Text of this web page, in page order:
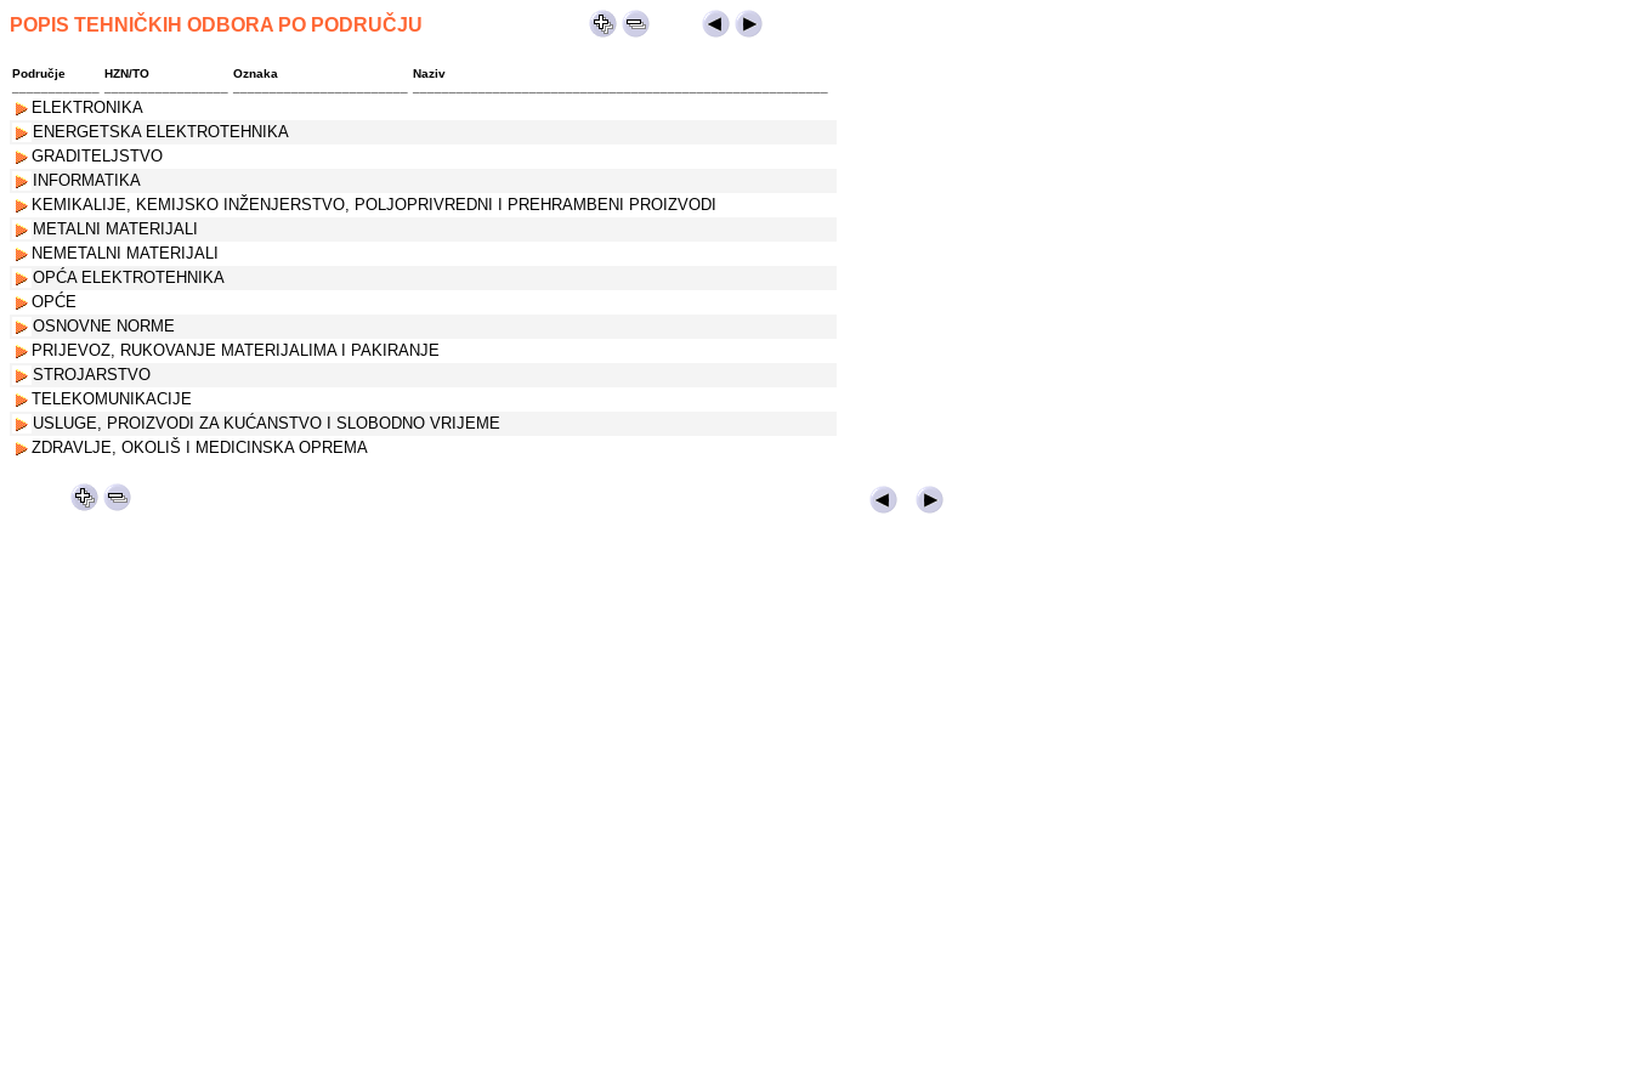
POPIS TEHNIČKIH ODBORA PO PODRUČJU
Područje
HZN/TO
Oznaka
Naziv
ELEKTRONIKA
ENERGETSKA ELEKTROTEHNIKA
GRADITELJSTVO
INFORMATIKA
KEMIKALIJE, KEMIJSKO INŽENJERSTVO, POLJOPRIVREDNI I PREHRAMBENI PROIZVODI
METALNI MATERIJALI
NEMETALNI MATERIJALI
OPĆA ELEKTROTEHNIKA
OPĆE
OSNOVNE NORME
PRIJEVOZ, RUKOVANJE MATERIJALIMA I PAKIRANJE
STROJARSTVO
TELEKOMUNIKACIJE
USLUGE, PROIZVODI ZA KUĆANSTVO I SLOBODNO VRIJEME
ZDRAVLJE, OKOLIŠ I MEDICINSKA OPREMA